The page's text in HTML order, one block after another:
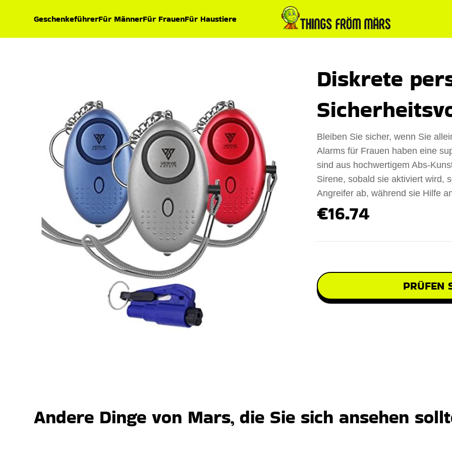
GeschenkeführerFür MännerFür FrauenFür Haustiere
Diskrete
Bleiben Sie sicher, wenn Sie
Alarms für Frauen haben eine
sind aus hochwertigem Abs-
Sirene, sobald sie aktiviert wird,
Angreifer ab, während sie Hilfe
€16.74
PRÜFEN
Andere Dinge von Mars, die Sie sich ansehen